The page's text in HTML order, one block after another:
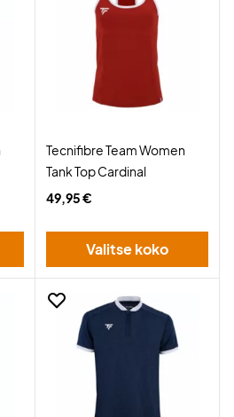
Tecnifibre Team Women
Tank Top Cardinal
49,95 €
Valitse koko